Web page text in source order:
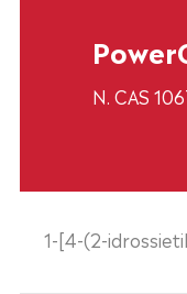
N. CAS
1-[4-(2-